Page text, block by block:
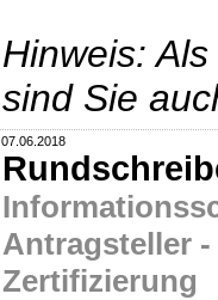
Hinweis: Als
sind Sie
07.06.2018
Antragsteller
Zertifizierung